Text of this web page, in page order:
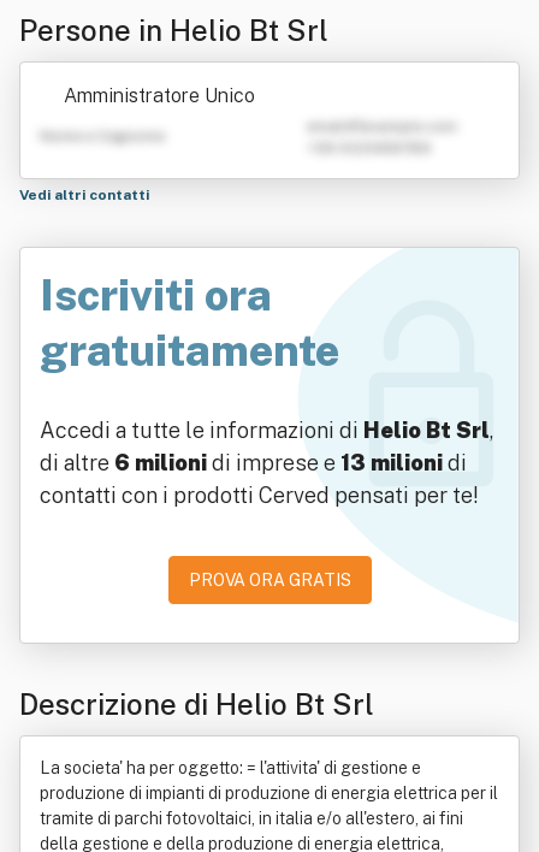
Persone in Helio Bt Srl
Amministratore Unico
Nome e Cognome
Vedi altri contatti
Iscriviti ora
gratuitamente
Accedi a tutte le informazioni di Helio Bt Srl,
di altre 6 milionidi imprese e 13 milionidi
contatti con i prodotti Cerved pensati per te!
PROVA ORA GRATIS
Descrizione di Helio Bt Srl
La societa' ha per oggetto: = l'attivita' di gestione e
produzione di impianti di produzione di energia elettrica per il
tramite di parchi fotovoltaici, in italia e/o all'estero, ai fini
della gestione e della produzione di energia elettrica,